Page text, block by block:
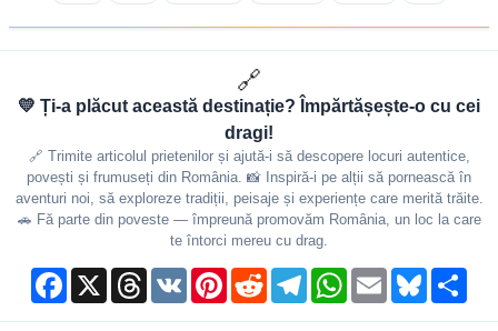
🔗
💛 Ți-a plăcut această destinație? Împărtășește-o cu cei
dragi!
🔗 Trimite articolul prietenilor și ajută-i să descopere locuri autentice,
povești și frumuseți din România. 📸 Inspiră-i pe alții să pornească în
aventuri noi, să exploreze tradiții, peisaje și experiențe care merită trăite.
🚗 Fă parte din poveste — împreună promovăm România, un loc la care
te întorci mereu cu drag.
Facebook
X ThreadsVK PinterestReddit TelegramWhatsApp
Email Bluesky